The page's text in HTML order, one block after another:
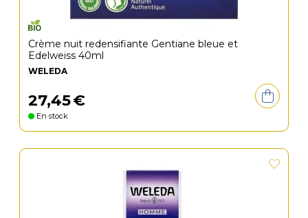
Crème nuit redensifiante Gentiane bleue et
Edelweiss 40ml
WELEDA
27,45€
En stock